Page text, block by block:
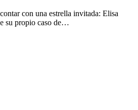
con una estrella invitada: Elisa
su propio caso de…